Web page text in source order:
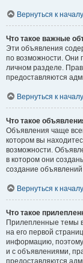
Вернуться к началу
Что такое важные
Эти объявления
по возможности. Они
личном разделе.
предоставляются
Вернуться к началу
Что такое
Объявления чаще
котором вы
возможности.
в котором они
создание
Вернуться к началу
Что такое
Прилепленные темы
на его первой
информацию, поэтому
и с объявлениями,
предоставляются